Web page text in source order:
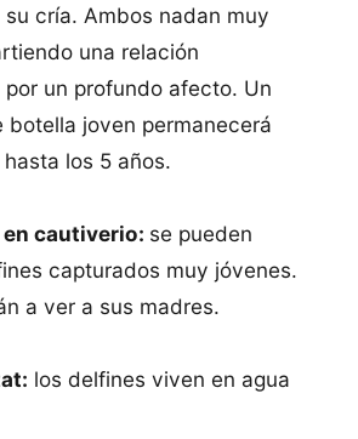
cría. Ambos nadan muy
una relación
un profundo afecto. Un
botella joven permanecerá
los 5 años.
cautiverio: se pueden
capturados muy jóvenes.
a ver a sus madres.
los delfines viven en agua